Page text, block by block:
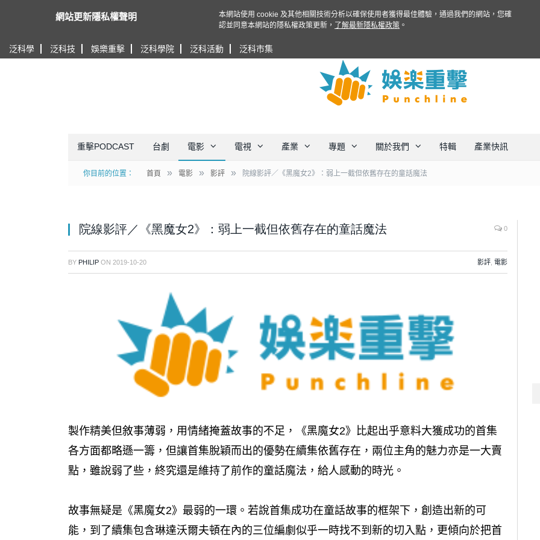
泛科學 泛科技 娛樂重擊 泛科學院 泛科活動 泛科市集
重擊PODCAST 台劇 電影 電視 產業 專題 關於我們 特輯 產業快訊
你目前的位置： 首頁 » 電影 » 影評 » 院線影評／《黑魔女2》：弱上一截但依舊存在的童話魔法
院線影評／《黑魔女2》：弱上一截但依舊存在的童話魔法 0
BY PHILIP ON 2019-10-20 影評, 電影
製作精美但敘事薄弱，用情緒掩蓋故事的不足，《黑魔女2》比起出乎意料大獲成功的首集
各方面都略遜一籌，但讓首集脫穎而出的優勢在續集依舊存在，兩位主角的魅力亦是一大賣
點，雖說弱了些，終究還是維持了前作的童話魔法，給人感動的時光。
故事無疑是《黑魔女2》最弱的一環。若說首集成功在童話故事的框架下，創造出新的可
能，到了續集包含琳達沃爾夫頓在內的三位編劇似乎一時找不到新的切入點，更傾向於把首
網站更新隱私權聲明
本網站使用 cookie 及其他相關技術分析以確保使用者獲得最佳體驗，通過我們的網站，您確
認並同意本網站的隱私權政策更新，
了解最新隱私權政策 。